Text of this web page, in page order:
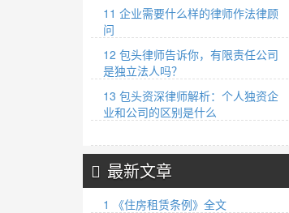
11 企业需要什么样的律师作法律顾
问
12 包头律师告诉你，有限责任公司
是独立法人吗？
13 包头资深律师解析：个人独资企
业和公司的区别是什么
最新文章
1 《住房租赁条例》全文